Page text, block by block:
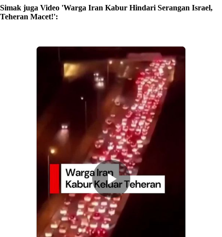
Simak juga Video 'Warga Iran Kabur Hindari Serangan Israel,
Teheran Macet!':